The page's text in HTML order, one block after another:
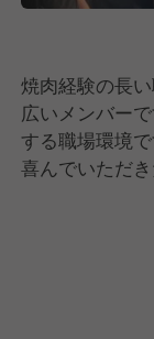
焼肉経験の長
広いメンバー
する職場環境
喜んでいただ